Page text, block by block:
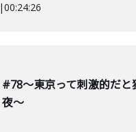
|00:24:26
#78〜東京って刺激的だと
夜〜